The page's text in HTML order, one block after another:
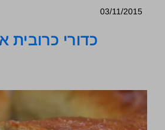
03/11/2015
כדורי כרובית